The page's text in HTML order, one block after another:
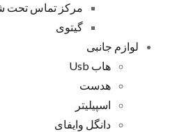
مرکز تماس تحت شبکه
گیتوی
لوازم جانبی
هاب Usb
هدست
اسپیلیتر
دانگل وایفای